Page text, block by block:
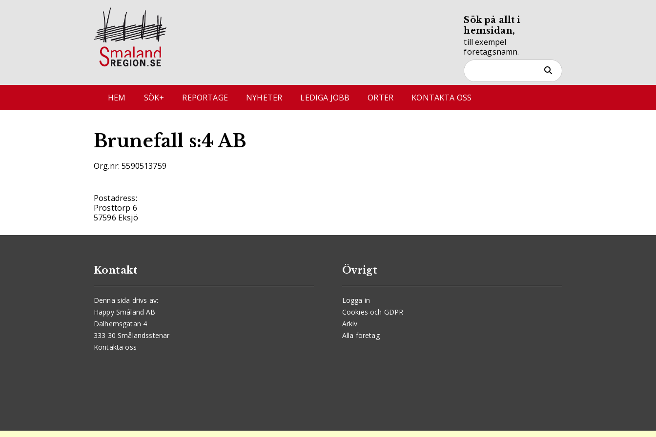
Sök på allt i
hemsidan,
till exempel
företagsnamn.
HEM SÖK+ REPORTAGE NYHETER LEDIGA JOBB ORTER KONTAKTA OSS
Brunefall s:4 AB
Org.nr: 5590513759
Postadress:
Prosttorp 6
57596 Eksjö
Kontakt
Denna sida drivs av:
Happy Småland AB
Dalhemsgatan 4
333 30 Smålandsstenar
Kontakta oss
Övrigt
Logga in
Cookies och GDPR
Arkiv
Alla företag